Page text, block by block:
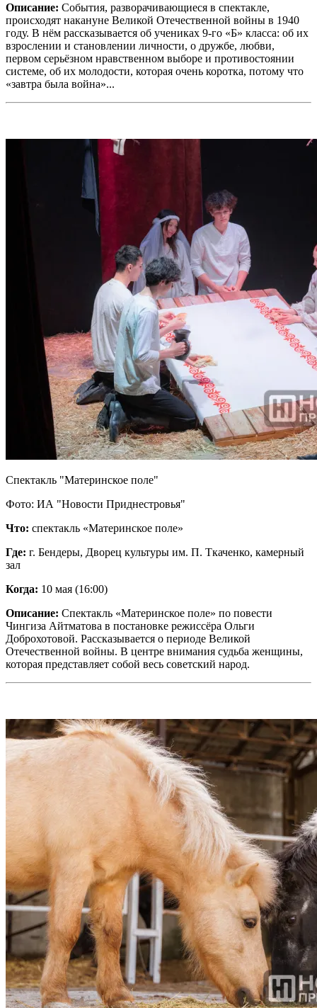
Описание: События, разворачивающиеся в спектакле,
происходят накануне Великой Отечественной войны в 1940
году. В нём рассказывается об учениках 9-го «Б» класса: об их
взрослении и становлении личности, о дружбе, любви,
первом серьёзном нравственном выборе и противостоянии
системе, об их молодости, которая очень коротка, потому что
«завтра была война»...
Спектакль "Материнское поле"
Фото: ИА "Новости Приднестровья"
Что: спектакль «Материнское поле»
Где: г. Бендеры, Дворец культуры им. П. Ткаченко, камерный
зал
Когда: 10 мая (16:00)
Описание: Спектакль «Материнское поле» по повести
Чингиза Айтматова в постановке режиссёра Ольги
Доброхотовой. Рассказывается о периоде Великой
Отечественной войны. В центре внимания судьба женщины,
которая представляет собой весь советский народ.